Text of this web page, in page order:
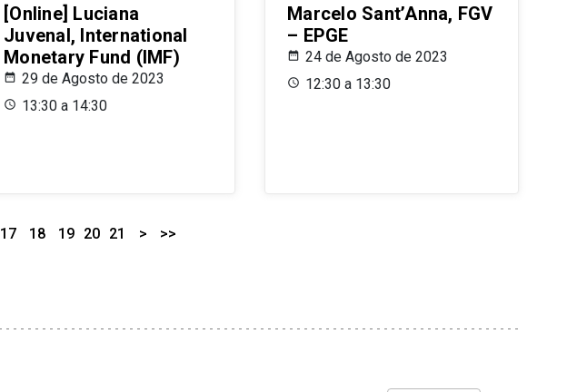
[Online] Luciana
Juvenal, International
Monetary Fund (IMF)
29 de Agosto de 2023
13:30 a 14:30
Marcelo Sant’Anna, FGV
– EPGE
24 de Agosto de 2023
12:30 a 13:30
17 18 19 20 21 > >>